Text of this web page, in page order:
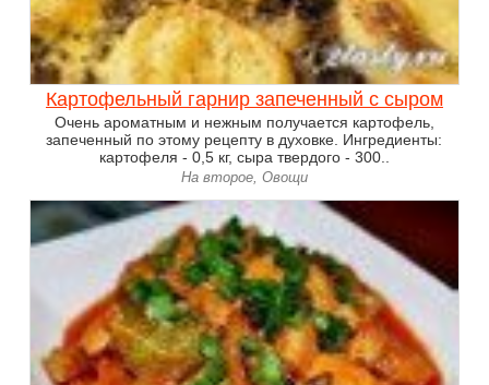
Картофельный гарнир запеченный с сыром
Очень ароматным и нежным получается картофель,
запеченный по этому рецепту в духовке. Ингредиенты:
картофеля - 0,5 кг, сыра твердого - 300..
На второе, Овощи